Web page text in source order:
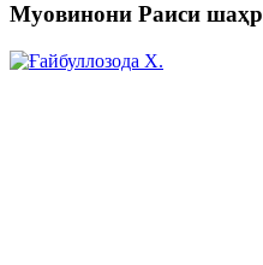
Муовинони Раиси шаҳр